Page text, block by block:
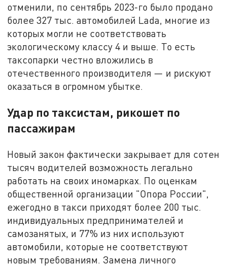
отменили, по сентябрь 2023-го было продано
более 327 тыс. автомобилей Lada, многие из
которых могли не соответствовать
экологическому классу 4 и выше. То есть
таксопарки честно вложились в
отечественного производителя — и рискуют
оказаться в огромном убытке.
Удар по таксистам, рикошет по
пассажирам
Новый закон фактически закрывает для сотен
тысяч водителей возможность легально
работать на своих иномарках. По оценкам
общественной организации "Опора России",
ежегодно в такси приходят более 200 тыс.
индивидуальных предпринимателей и
самозанятых, и 77% из них используют
автомобили, которые не соответствуют
новым требованиям. Замена личного